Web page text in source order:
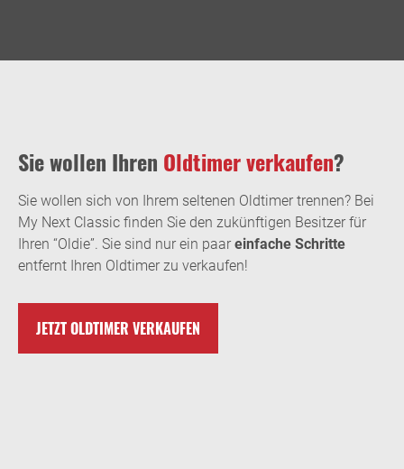
Sie wollen Ihren Oldtimer verkaufen?
Sie wollen sich von Ihrem seltenen Oldtimer trennen? Bei
My Next Classic finden Sie den zukünftigen Besitzer für
Ihren “Oldie”. Sie sind nur ein paar einfache Schritte
entfernt Ihren Oldtimer zu verkaufen!
JETZT OLDTIMER VERKAUFEN